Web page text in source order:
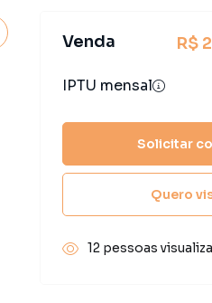
Venda R$
IPTU mensal
Solicitar
Quero
12 pessoas